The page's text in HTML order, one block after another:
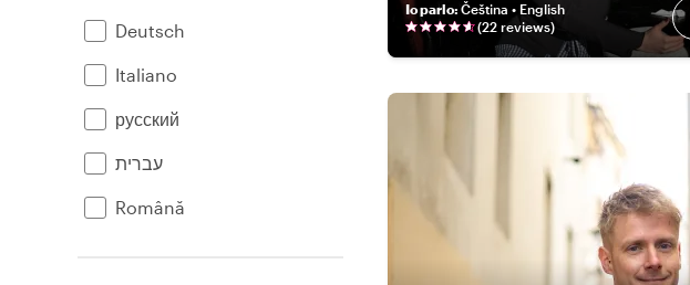
Deutsch
Italiano
русский
עברית
Română
Io parlo: Čeština • English
(22 reviews)